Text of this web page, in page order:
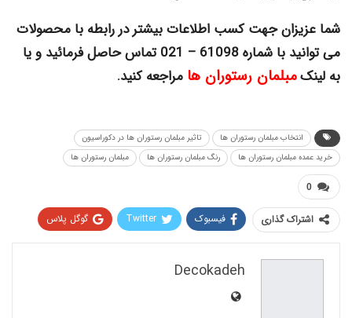
شما عزیزان جهت کسب اطلاعات بیشتر در رابطه با محصولات
می توانید با شماره 61098 – 021 تماس حاصل فرمائید و یا
به لینکمبلمان رستوران ها مراجعه کنید.
انتخاب مبلمان رستوران ها
تاثیر مبلمان رستوران ها در دکوراسیون
خرید عمده مبلمان رستوران ها
رنگ مبلمان رستوران ها مبلمان رستوران ها
0
اشتراک گذاری فیسبوک Twitter
گوگل پلاس
Decokadeh